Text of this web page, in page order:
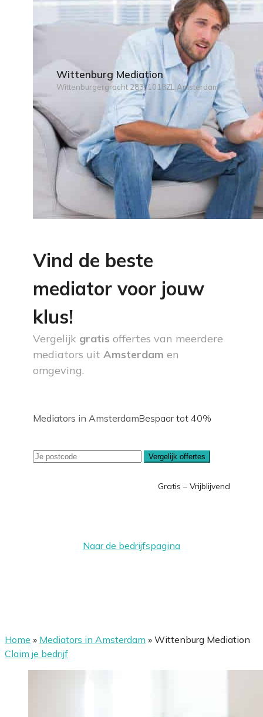
Wittenburg Mediation
Wittenburgergracht 283, 1018ZL Amsterdam
Vind de beste
mediator voor jouw
klus!
Vergelijk gratis offertes van meerdere
mediators uit Amsterdam en
omgeving.
Mediators in AmsterdamBespaar tot 40%
Vergelijk offertes
Gratis – Vrijblijvend
Naar de bedrijfspagina
Home » Mediators in Amsterdam » Wittenburg Mediation
Claim je bedrijf